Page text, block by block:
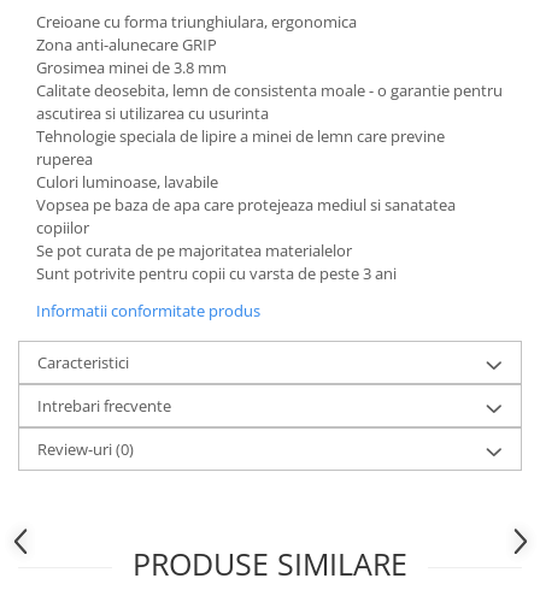
Articole pentru bucatarie
Maturi, mopuri si galeti
Hartie igienica, prosoape hartie si
dispensere
Articole pentru rufe, casa,
geamuri, mobila
Articole pentru birou, suprafete,
pardoseli
Intretinere si odorizante masina
Saci de gunoi
Accesorii pentru curatenie
Tipografie si stampile
Formulare tipizate
Stampile, tusiere si tus
Protectia muncii si Imbracaminte
Creioane cu forma triunghiulara, ergonomica
Zona anti-alunecare GRIP
Grosimea minei de 3.8 mm
Calitate deosebita, lemn de consistenta moale - o garantie pentru
ascutirea si utilizarea cu usurinta
Tehnologie speciala de lipire a minei de lemn care previne
ruperea
Culori luminoase, lavabile
Vopsea pe baza de apa care protejeaza mediul si sanatatea
copiilor
Se pot curata de pe majoritatea materialelor
Sunt potrivite pentru copii cu varsta de peste 3 ani
Informatii conformitate produs
Caracteristici
Intrebari frecvente
Review-uri(0)
PRODUSE SIMILARE